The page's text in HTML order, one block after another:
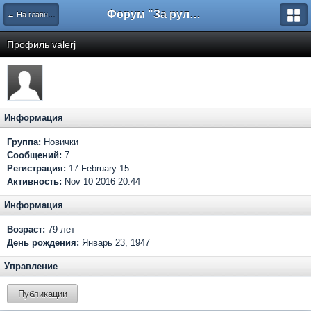
← На главную Форум "За рулем"
Профиль valerj
Информация
Группа: Новички
Сообщений: 7
Регистрация: 17-February 15
Активность: Nov 10 2016 20:44
Информация
Возраст: 79 лет
День рождения: Январь 23, 1947
Управление
Публикации